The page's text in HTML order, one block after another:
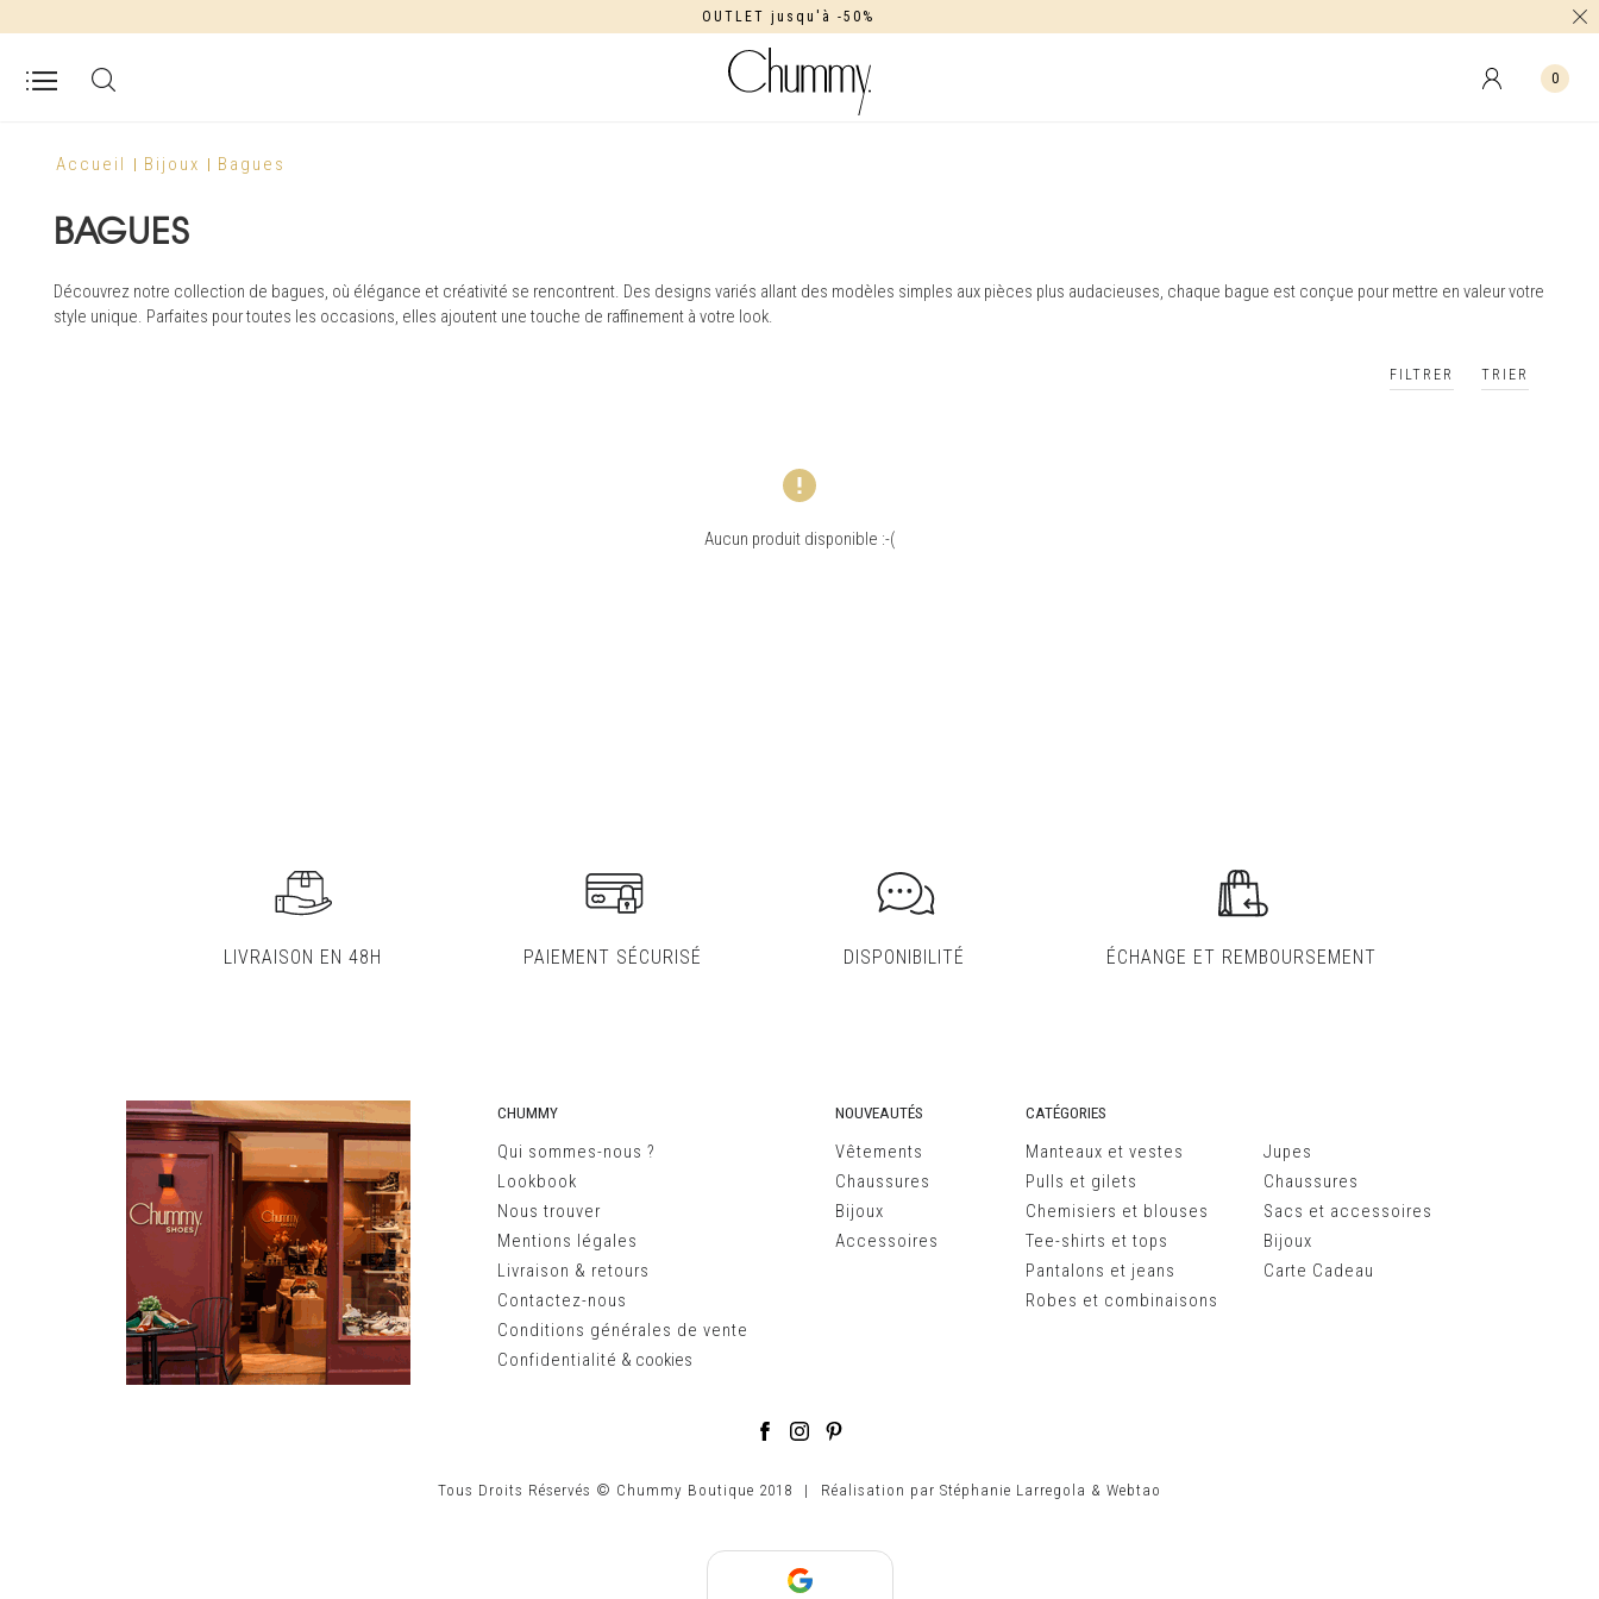
OUTLET jusqu'à -50%
0
Accueil Bijoux Bagues
BAGUES
Découvrez notre collection de bagues, où élégance et créativité se rencontrent. Des designs variés allant des modèles simples aux pièces plus audacieuses, chaque bague est conçue pour mettre en valeur votre
style unique. Parfaites pour toutes les occasions, elles ajoutent une touche de raffinement à votre look.
FILTRER TRIER
Aucun produit disponible :-(
LIVRAISON EN 48H PAIEMENT SÉCURISÉ DISPONIBILITÉ ÉCHANGE ET REMBOURSEMENT
CHUMMY
Qui sommes-nous ?
Lookbook
Nous trouver
Mentions légales
Livraison & retours
Contactez-nous
Conditions générales de vente
Confidentialité & cookies
NOUVEAUTÉS
Vêtements
Chaussures
Bijoux
Accessoires
CATÉGORIES
Manteaux et vestes
Pulls et gilets
Chemisiers et blouses
Tee-shirts et tops
Pantalons et jeans
Robes et combinaisons
Jupes
Chaussures
Sacs et accessoires
Bijoux
Carte Cadeau
Tous Droits Réservés © Chummy Boutique 2018 | Réalisation par Stéphanie Larregola & Webtao